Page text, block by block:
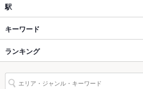
夜景がきれ
いなお席
設備
Wi-Fi
バリアフリ
ー
あり ：裏口からのエレベーターを
く3階の店舗までお越し頂けます。
イタリアン
パスタ・ピザ
長岡 × イタリアン・フレンチ
長岡 × イタリアン
長岡市その他
長岡市その他 × イタリアン・フレンチ
長岡市その他 × イタリアン
長岡市その他 × パスタ・ピザ
駅
長岡駅
宮内駅
キーワード
エビ料理
ランキング
新潟のグルメランキング